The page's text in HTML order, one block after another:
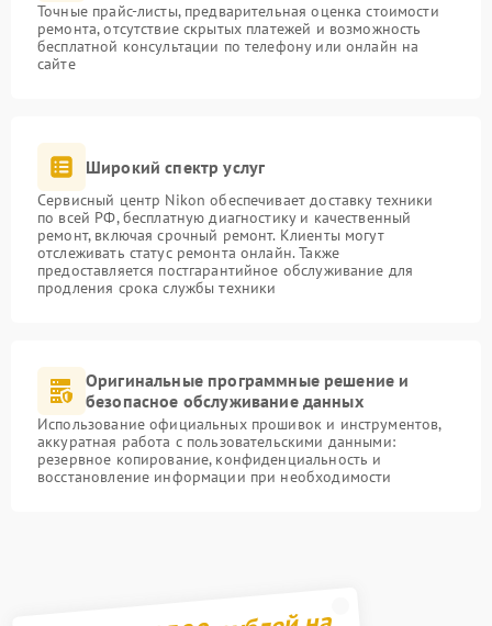
Точные прайс-листы, предварительная оценка стоимости
ремонта, отсутствие скрытых платежей и возможность
бесплатной консультации по телефону или онлайн на
сайте
Широкий спектр услуг
Сервисный центр Nikon обеспечивает доставку техники
по всей РФ, бесплатную диагностику и качественный
ремонт, включая срочный ремонт. Клиенты могут
отслеживать статус ремонта онлайн. Также
предоставляется постгарантийное обслуживание для
продления срока службы техники
Оригинальные программные решение и
безопасное обслуживание данных
Использование официальных прошивок и инструментов,
аккуратная работа с пользовательскими данными:
резервное копирование, конфиденциальность и
восстановление информации при необходимости